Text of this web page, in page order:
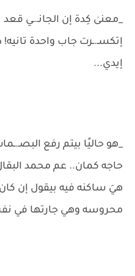
_معنىٰ كِدة إن الجانـ.ـي قعد
إتكسـ.ـرت جاب واحدة تانيه!
إيدي...
_هو حاليًا بيتم رفع
حاجه كمان.. عم محمد
هيَ ساكنه فيه بيقول إن
محروسه وهي جارتها في